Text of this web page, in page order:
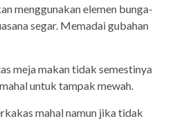
menggunakan elemen bunga-
segar. Memadai gubahan
meja makan tidak semestinya
untuk tampak mewah.
mahal namun jika tidak